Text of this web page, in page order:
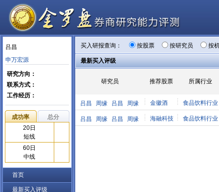
吕昌
申万宏源
研究方向：
联系方式：
工作经历：
成功率
总分
20日
短线
60日
中线
首页
最新买入评级
买入研报查询： 按股票 按研究员 按
最新买入评级
研究员 推荐股票 所属行业
吕昌 周缘 吕昌 周缘 金徽酒 食品饮料行业
吕昌 周缘 吕昌 周缘 海融科技 食品饮料行业